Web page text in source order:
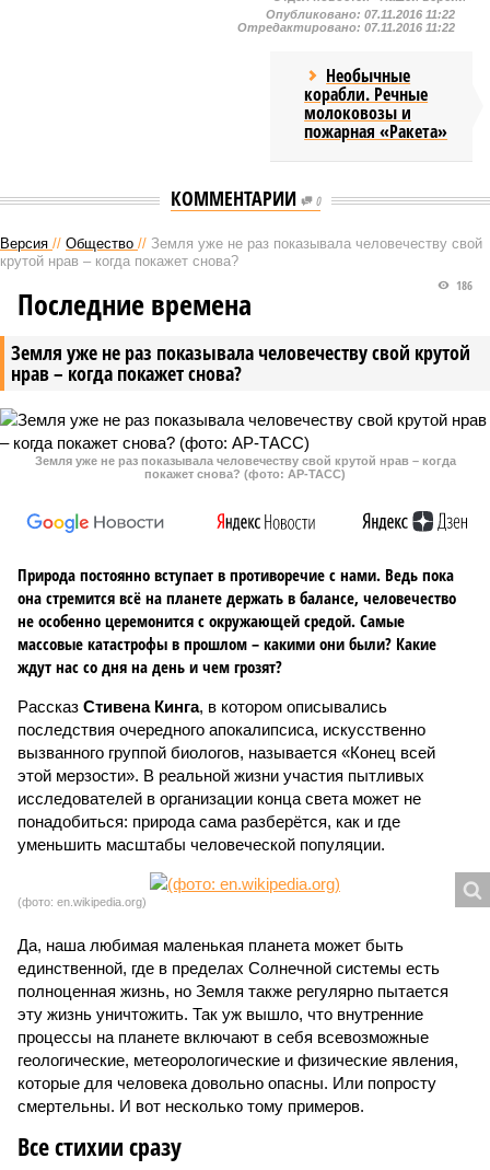
Опубликовано: 07.11.2016 11:22
Отредактировано: 07.11.2016 11:22
Необычные
корабли. Речные
молоковозы и
пожарная «Ракета»
КОММЕНТАРИИ 0
Версия // Общество // Земля уже не раз показывала человечеству свой
крутой нрав – когда покажет снова?
Земля уже не раз показывала человечеству свой крутой
нрав – когда покажет снова?
186
Последние времена
Земля уже не раз показывала человечеству свой крутой нрав – когда
покажет снова? (фото: АР-ТАСС)
Природа постоянно вступает в противоречие с нами. Ведь пока
она стремится всё на планете держать в балансе, человечество
не особенно церемонится с окружающей средой. Самые
массовые катастрофы в прошлом – какими они были? Какие
ждут нас со дня на день и чем грозят?
Рассказ Стивена Кинга, в котором описывались
последствия очередного апокалипсиса, искусственно
вызванного группой биологов, называется «Конец всей
этой мерзости». В реальной жизни участия пытливых
исследователей в организации конца света может не
понадобиться: природа сама разберётся, как и где
уменьшить масштабы человеческой популяции.
(фото: en.wikipedia.org)
Да, наша любимая маленькая планета может быть
единственной, где в пределах Солнечной системы есть
полноценная жизнь, но Земля также регулярно пытается
эту жизнь уничтожить. Так уж вышло, что внутренние
процессы на планете включают в себя всевозможные
геологические, метеорологические и физические явления,
которые для человека довольно опасны. Или попросту
смертельны. И вот несколько тому примеров.
Все стихии сразу